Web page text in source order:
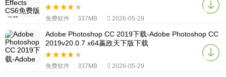
免费软件 337MB 2026-05-29
Adobe Photoshop CC 2019下载-Adobe Photoshop CC
2019v20.0.7 x64嬴政天下版下载
免费软件 337MB 2026-05-29